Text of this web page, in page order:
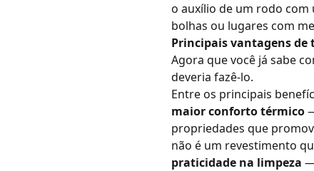
o auxílio de um rodo com
bolhas ou lugares com
Principais vantagens
Agora que você já sabe
deveria fazê-lo.
Entre os principais
maior conforto térmico
propriedades que
não é um revestimento
praticidade na limpeza